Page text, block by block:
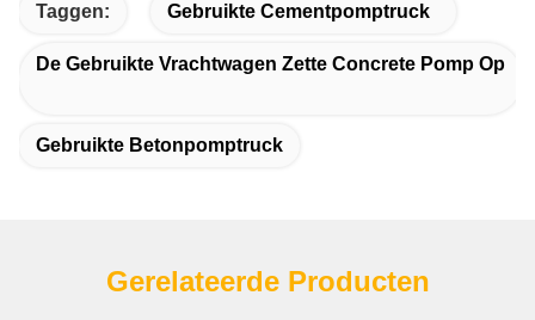
Taggen: Gebruikte Cementpomptruck
De Gebruikte Vrachtwagen Zette Concrete Pomp Op
Gebruikte Betonpomptruck
Gerelateerde Producten